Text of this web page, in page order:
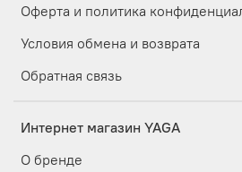
Оферта и политика
Условия обмена и возврата
Обратная связь
Интернет магазин YAGA
О бренде